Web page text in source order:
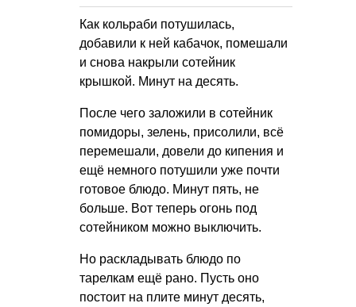
Как кольраби потушилась,
добавили к ней кабачок, помешали
и снова накрыли сотейник
крышкой. Минут на десять.
После чего заложили в сотейник
помидоры, зелень, присолили, всё
перемешали, довели до кипения и
ещё немного потушили уже почти
готовое блюдо. Минут пять, не
больше. Вот теперь огонь под
сотейником можно выключить.
Но раскладывать блюдо по
тарелкам ещё рано. Пусть оно
постоит на плите минут десять,